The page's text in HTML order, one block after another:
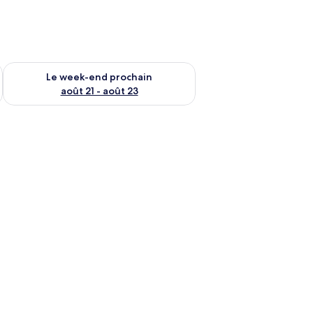
août 14 - août 16
Le week-end prochain
août 21 - août 23
Vérifier la disponibilité pour le week-end prochain août 21 -
têtes de lit en bois, du linge de lit blanc et une lampe de chevet.